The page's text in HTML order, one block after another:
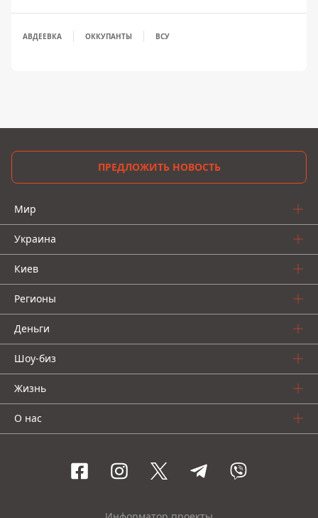
АВДЕЕВКА ОККУПАНТЫ ВСУ
ПРЕДЛОЖИТЬ НОВОСТЬ
Мир
Украина
Киев
Регионы
Деньги
Шоу-биз
Жизнь
О нас